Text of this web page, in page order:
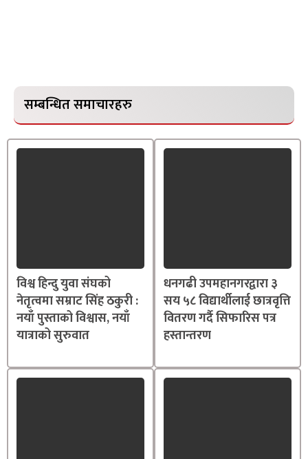
सम्बन्धित समाचारहरु
विश्व हिन्दु युवा संघको
नेतृत्वमा सम्राट सिंह ठकुरी :
नयाँ पुस्ताको विश्वास, नयाँ
यात्राको सुरुवात
धनगढी उपमहानगरद्वारा ३
सय ५८ विद्यार्थीलाई छात्रवृत्ति
वितरण गर्दै सिफारिस पत्र
हस्तान्तरण